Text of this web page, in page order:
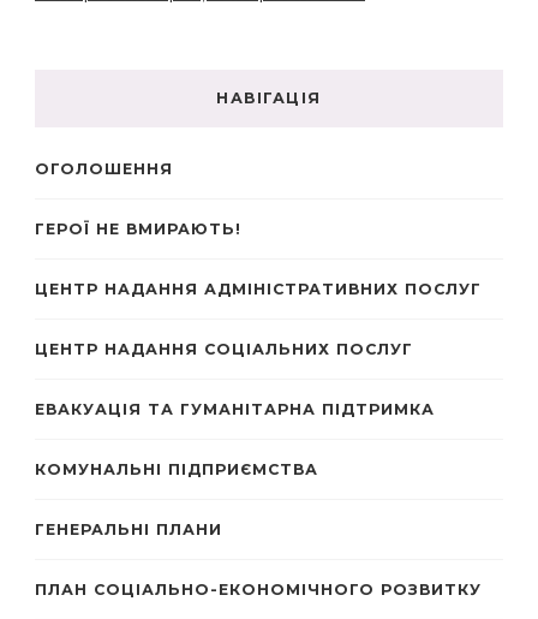
НАВІГАЦІЯ
ОГОЛОШЕННЯ
ГЕРОЇ НЕ ВМИРАЮТЬ!
ЦЕНТР НАДАННЯ АДМІНІСТРАТИВНИХ ПОСЛУГ
ЦЕНТР НАДАННЯ СОЦІАЛЬНИХ ПОСЛУГ
ЕВАКУАЦІЯ ТА ГУМАНІТАРНА ПІДТРИМКА
КОМУНАЛЬНІ ПІДПРИЄМСТВА
ГЕНЕРАЛЬНІ ПЛАНИ
ПЛАН СОЦІАЛЬНО-ЕКОНОМІЧНОГО РОЗВИТКУ